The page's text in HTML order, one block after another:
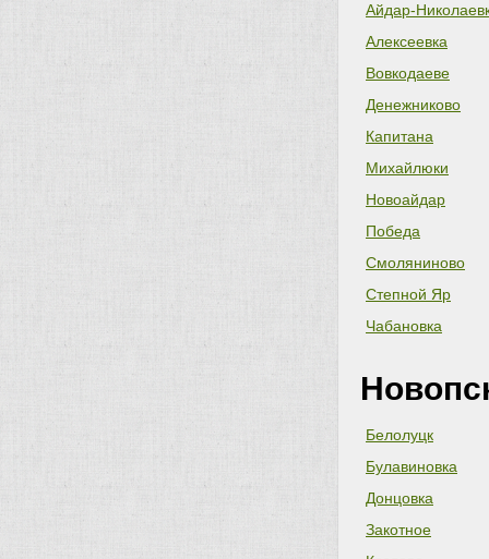
Айдар-
Алексеевка
Вовкодаеве
Денежниково
Капитана
Михайлюки
Новоайдар
Победа
Смоляниново
Степной Яр
Чабановка
Белолуцк
Булавиновка
Донцовка
Закотное